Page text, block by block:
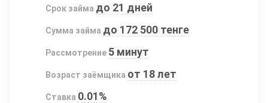
Срок займа до 21 дней
Сумма займа до 172 500 тенге
Рассмотрение 5 минут
Возраст заёмщика от 18 лет
Ставка 0.01%